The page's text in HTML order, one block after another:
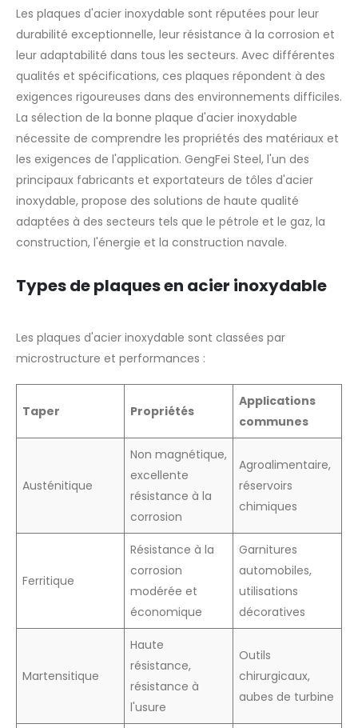
Les plaques d'acier inoxydable sont réputées pour leur
durabilité exceptionnelle, leur résistance à la corrosion et
leur adaptabilité dans tous les secteurs. Avec différentes
qualités et spécifications, ces plaques répondent à des
exigences rigoureuses dans des environnements difficiles.
La sélection de la bonne plaque d'acier inoxydable
nécessite de comprendre les propriétés des matériaux et
les exigences de l'application. GengFei Steel, l'un des
principaux fabricants et exportateurs de tôles d'acier
inoxydable, propose des solutions de haute qualité
adaptées à des secteurs tels que le pétrole et le gaz, la
construction, l'énergie et la construction navale.
Types de plaques en acier inoxydable
Les plaques d'acier inoxydable sont classées par
microstructure et performances :
Taper Propriétés
Applications
communes
Austénitique
Non magnétique,
excellente
résistance à la
corrosion
Agroalimentaire,
réservoirs
chimiques
Ferritique
Résistance à la
corrosion
modérée et
économique
Garnitures
automobiles,
utilisations
décoratives
Martensitique
Haute
résistance,
résistance à
l'usure
Outils
chirurgicaux,
aubes de turbine